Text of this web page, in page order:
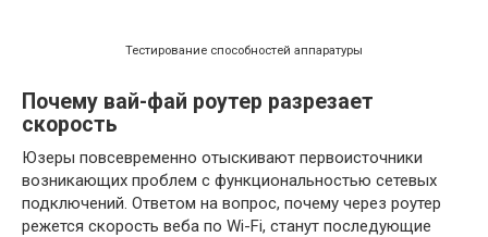
Тестирование способностей аппаратуры
Почему вай-фай роутер разрезает
скорость
Юзеры повсевременно отыскивают первоисточники
возникающих проблем с функциональностью сетевых
подключений. Ответом на вопрос, почему через роутер
режется скорость веба по Wi-Fi, станут последующие